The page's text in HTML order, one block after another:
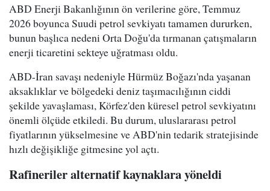
ABD Enerji Bakanlığının ön verilerine göre, Temmuz
2026 boyunca Suudi petrol sevkiyatı tamamen dururken,
bunun başlıca nedeni Orta Doğu'da tırmanan çatışmaların
enerji ticaretini sekteye uğratması oldu.
ABD-İran savaşı nedeniyle Hürmüz Boğazı'nda yaşanan
aksaklıklar ve bölgedeki deniz taşımacılığının ciddi
şekilde yavaşlaması, Körfez'den küresel petrol sevkiyatını
önemli ölçüde etkiledi. Bu durum, uluslararası petrol
fiyatlarının yükselmesine ve ABD'nin tedarik stratejisinde
hızlı değişikliğe gitmesine yol açtı.
Rafineriler alternatif kaynaklara yöneldi